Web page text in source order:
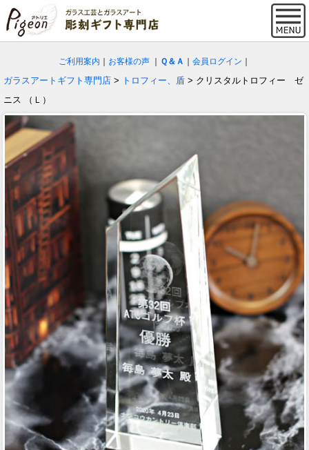
ご利用案内 お客様の声 Ｑ＆Ａ 会員ログイン
ガラスアートギフト専門店 > トロフィー、盾 > クリスタルトロフィー ゼ
ニス （Ｌ）